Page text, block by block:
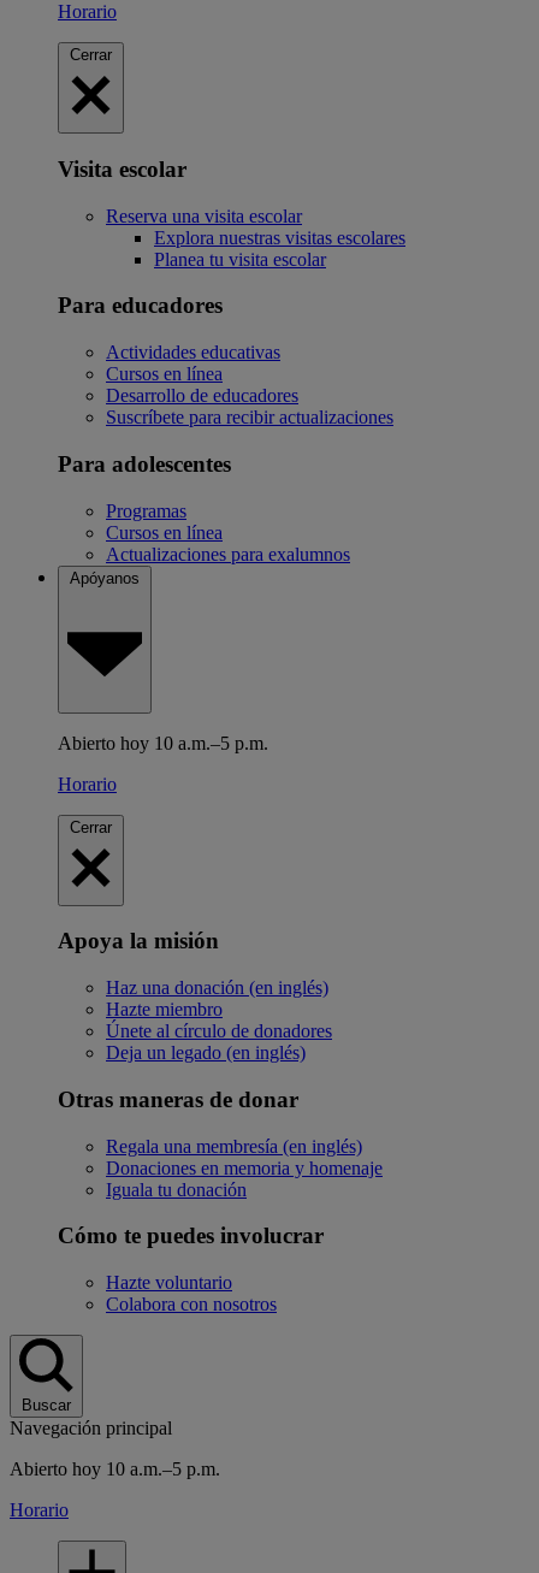
Horario
Cerrar
Visita escolar
Reserva una visita escolar
Explora nuestras visitas escolares
Planea tu visita escolar
Para educadores
Actividades educativas
Cursos en línea
Desarrollo de educadores
Suscríbete para recibir actualizaciones
Para adolescentes
Programas
Cursos en línea
Actualizaciones para exalumnos
Apóyanos
Abierto hoy 10 a.m.–5 p.m.
Horario
Cerrar
Apoya la misión
Haz una donación (en inglés)
Hazte miembro
Únete al círculo de donadores
Deja un legado (en inglés)
Otras maneras de donar
Regala una membresía (en inglés)
Donaciones en memoria y homenaje
Iguala tu donación
Cómo te puedes involucrar
Hazte voluntario
Colabora con nosotros
Buscar
Navegación principal
Abierto hoy 10 a.m.–5 p.m.
Horario